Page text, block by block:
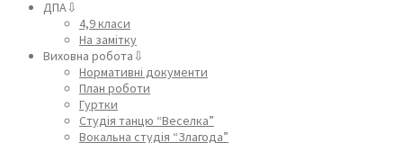
ДПА⇩
4,9 класи
На замітку
Виховна робота⇩
Нормативні документи
План роботи
Гуртки
Студія танцю “Веселка”
Вокальна студія “Злагода”